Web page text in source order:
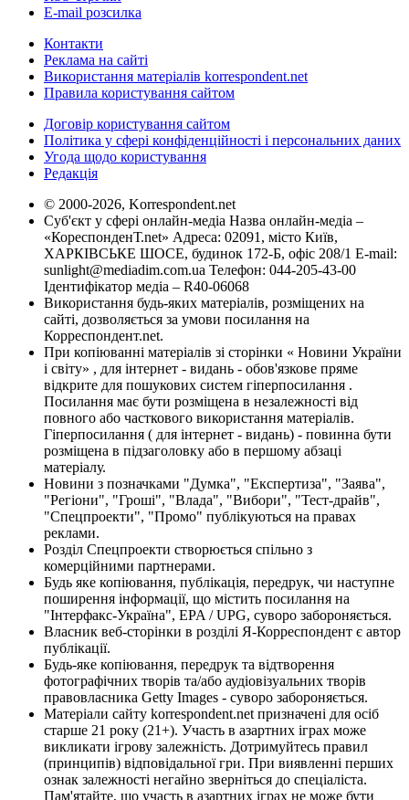
E-mail розсилка
Контакти
Реклама на сайті
Використання матеріалів korrespondent.net
Правила користування сайтом
Договір користування сайтом
Політика у сфері конфіденційності і персональних даних
Угода щодо користування
Редакція
© 2000-2026, Korrespondent.net
Суб'єкт у сфері онлайн-медіа Назва онлайн-медіа –
«КореспонденТ.net» Адреса: 02091, місто Київ,
ХАРКІВСЬКЕ ШОСЕ, будинок 172-Б, офіс 208/1 E-mail:
sunlight@mediadim.com.ua Телефон: 044-205-43-00
Ідентифікатор медіа – R40-06068
Використання будь-яких матеріалів, розміщених на
сайті, дозволяється за умови посилання на
Корреспондент.net.
При копіюванні матеріалів зі сторінки « Новини України
і світу» , для інтернет - видань - обов'язкове пряме
відкрите для пошукових систем гіперпосилання .
Посилання має бути розміщена в незалежності від
повного або часткового використання матеріалів.
Гіперпосилання ( для інтернет - видань) - повинна бути
розміщена в підзаголовку або в першому абзаці
матеріалу.
Новини з позначками "Думка", "Експертиза", "Заява",
"Регіони", "Гроші", "Влада", "Вибори", "Тест-драйв",
"Спецпроекти", "Промо" публікуються на правах
реклами.
Розділ Спецпроекти створюється спільно з
комерційними партнерами.
Будь яке копіювання, публікація, передрук, чи наступне
поширення інформації, що містить посилання на
"Інтерфакс-Україна", EPA / UPG, суворо забороняється.
Власник веб-сторінки в розділі Я-Корреспондент є автор
публікації.
Будь-яке копіювання, передрук та відтворення
фотографічних творів та/або аудіовізуальних творів
правовласника Getty Images - суворо забороняється.
Матеріали сайту korrespondent.net призначені для осіб
старше 21 року (21+). Участь в азартних іграх може
викликати ігрову залежність. Дотримуйтесь правил
(принципів) відповідальної гри. При виявленні перших
ознак залежності негайно зверніться до спеціаліста.
Пам'ятайте, що участь в азартних іграх не може бути